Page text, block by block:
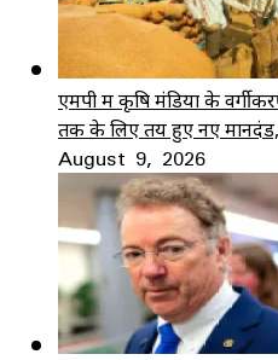
एमपी में कृषि मंडियों के
तक के लिए तय हुए नए मानदंड,
August 9, 2026